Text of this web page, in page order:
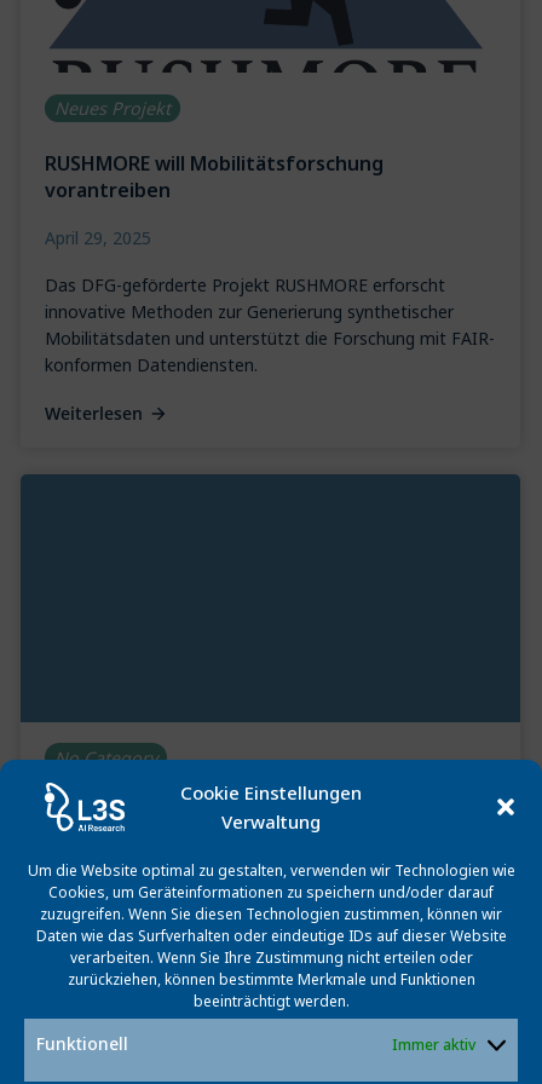
Cookie Einstellungen
Verwaltung
Um die Website optimal zu gestalten, verwenden wir Technologien wie
Cookies, um Geräteinformationen zu speichern und/oder darauf
zuzugreifen. Wenn Sie diesen Technologien zustimmen, können wir
Daten wie das Surfverhalten oder eindeutige IDs auf dieser Website
verarbeiten. Wenn Sie Ihre Zustimmung nicht erteilen oder
zurückziehen, können bestimmte Merkmale und Funktionen
beeinträchtigt werden.
Funktionell Immer aktiv
Neues Projekt
RUSHMORE will Mobilitätsforschung
vorantreiben
April 29, 2025
Das DFG-geförderte Projekt RUSHMORE erforscht
innovative Methoden zur Generierung synthetischer
Mobilitätsdaten und unterstützt die Forschung mit FAIR-
konformen Datendiensten.
Weiterlesen
No Category
RUSHMORE
April 9, 2025
Start: 01.02.2025 End: 31.01.2028 Website:
https://rushmore.l3s.uni-hannover.de RUSHMORE
Resources for Human Mobility Research Understanding
mobility behavior, for instance, traffic flows or public
transportation usage in urban […]